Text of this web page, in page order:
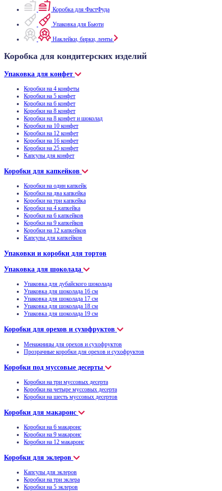
Коробка для ФастФуда
Упаковка для Бьюти
Наклейки, бирки, ленты
Коробка для кондитерских изделий
Упаковка для конфет
Коробки на 4 конфеты
Коробки на 5 конфет
Коробки на 6 конфет
Коробки на 8 конфет
Коробки на 8 конфет и шоколад
Коробки на 10 конфет
Коробки на 12 конфет
Коробки на 16 конфет
Коробки на 25 конфет
Капсулы для конфет
Коробки для капкейков
Коробки на один капкейк
Коробки на два капкейка
Коробки на три капкейка
Коробки на 4 капкейка
Коробки на 6 капкейков
Коробки на 9 капкейков
Коробки на 12 капкейков
Капсулы для капкейков
Упаковки и коробки для тортов
Упаковка для шоколада
Упаковка для дубайского шоколада
Упаковка для шоколада 16 см
Упаковка для шоколада 17 см
Упаковка для шоколада 18 см
Упаковка для шоколада 19 см
Коробки для орехов и сухофруктов
Менажницы для орехов и сухофруктов
Прозрачные коробки для орехов и сухофруктов
Коробки под муссовые десерты
Коробки на три муссовых десерта
Коробки на четыре муссовых десерта
Коробки на шесть муссовых десертов
Коробки для макаронс
Коробки на 6 макаронс
Коробки на 9 макаронс
Коробки на 12 макаронс
Коробки для эклеров
Капсулы для эклеров
Коробки на три эклера
Коробки на 5 эклеров